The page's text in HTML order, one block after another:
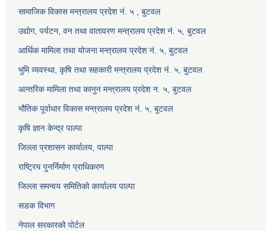
सामाजिक विकास मन्त्रालय प्रदेश नं. ५ , बुटवल
उद्याेग, पर्यटन, वन तथा वातावरण मन्त्रालय प्रदेश नं. ५, बुटवल
आर्थिक मामिला तथा योजना मन्त्रालय प्रदेश नं. ५, बुटवल
भुमि व्यवस्था, कृषि तथा सहकारी मन्त्रालय प्रदेश नं. ५, बुटवल
आन्तरिक मामिला तथा कानुन मन्त्रालय प्रदेश न. ५, बुटवल
भौतिक पूर्वाधार विकास मन्त्रालय प्रदेश नं. ५, बुटवल
कृषि ज्ञान केन्द्र पाल्पा
जिल्ला प्रशासन कार्यालय, पाल्पा
राष्ट्रिय पुनर्निर्माण प्राधिकरण
जिल्ला समन्वय समितिको कार्यालय पाल्पा
सडक विभाग
नेपाल सरकारको पोर्टल